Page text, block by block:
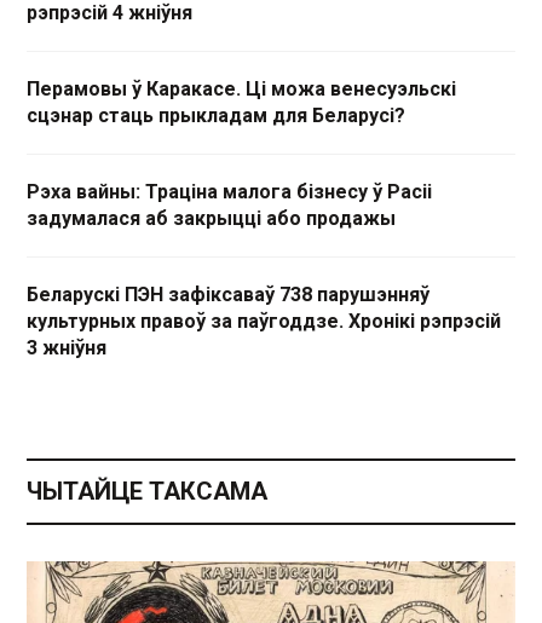
рэпрэсій 4 жніўня
Перамовы ў Каракасе. Ці можа венесуэльскі
сцэнар стаць прыкладам для Беларусі?
Рэха вайны: Траціна малога бізнесу ў Расіі
задумалася аб закрыцці або продажы
Беларускі ПЭН зафіксаваў 738 парушэнняў
культурных правоў за паўгоддзе. Хронікі рэпрэсій
3 жніўня
ЧЫТАЙЦЕ ТАКСАМА